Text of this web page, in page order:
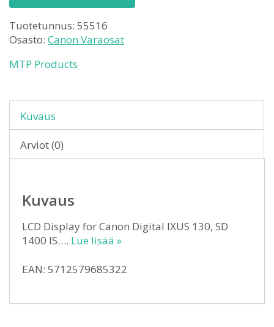
Tuotetunnus: 55516
Osasto: Canon Varaosat
MTP Products
Kuvaus
Arviot (0)
Kuvaus
LCD Display for Canon Digital IXUS 130, SD
1400 IS…. Lue lisää »
EAN: 5712579685322